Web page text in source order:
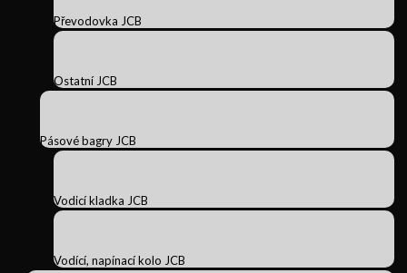
Převodovka JCB
Ostatní JCB
Pásové bagry JCB
Vodicí kladka JCB
Vodící, napínací kolo JCB